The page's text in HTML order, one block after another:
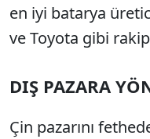
en iyi batarya
ve Toyota gibi
DIŞ PAZARA
Çin pazarını